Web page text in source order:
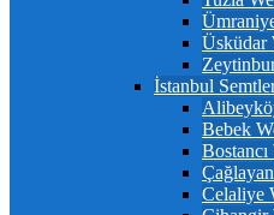
Üsküdar
İstanbul
Bebek
Bostancı
Celaliye